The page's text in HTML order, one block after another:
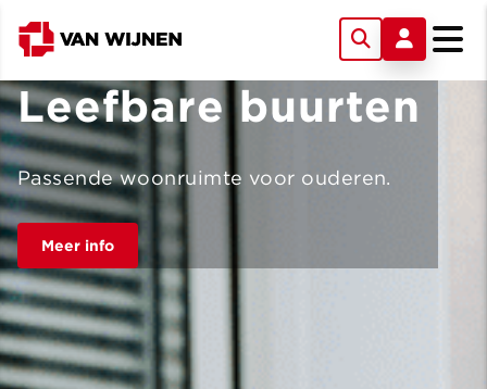
Leefbare buurten
Passende woonruimte voor ouderen.
Meer info